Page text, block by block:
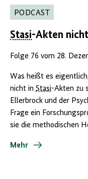
PODCAST
Stasi-Akten
Folge 76 vom 28.
Was heißt es
nicht in Stasi-Akten zu
Ellerbrock und der
Frage ein
sie die methodischen
Mehr